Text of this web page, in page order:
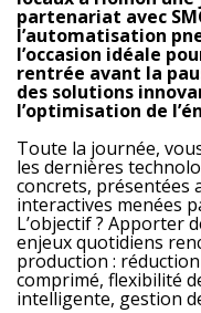
partenariat avec
l’automatisation
l’occasion idéale
rentrée avant la
des solutions
l’optimisation de
Toute la journée,
les dernières
concrets, présentées
interactives menées
L’objectif ? Apporter
enjeux quotidiens
production :
comprimé, flexibilité
intelligente, gestion